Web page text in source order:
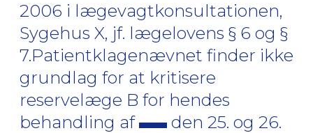
2006 i lægevagtkonsultationen,
Sygehus X, jf. lægelovens § 6 og §
7.Patientklagenævnet finder ikke
grundlag for at kritisere
reservelæge B for hendes
behandling af
den 25. og 26.